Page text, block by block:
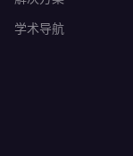
学术导航